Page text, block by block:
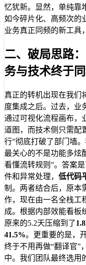
忆犹新。显然，单纯靠
如今碎片化、高频次的
业务真正同频的新工具
二、破局思路
务与技术终于
真正的转机出现在我们
度集成之后。过去，业
通过可视化流程画布，
道图，而技术侧只需配
行”彻底打破了部门墙
最关心的不是功能多炫
看懂流转规则”。答案
件和异常处理， 低代码
制。两者结合后，原本
作，现在由一名全栈工
成。根据内部效能看板
原来的5.2天压缩到了
41.5%。更重要的是，
终于不用再做“翻译官”
中。我们团队最终选用